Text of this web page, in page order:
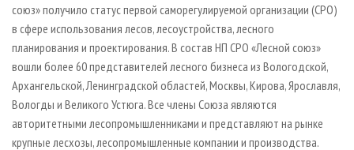
союз» получило статус первой саморегулируемой организации (СРО)
в сфере использования лесов, лесоустройства, лесного
планирования и проектирования. В состав НП СРО «Лесной союз»
вошли более 60 представителей лесного бизнеса из Вологодской,
Архангельской, Ленинградской областей, Москвы, Кирова, Ярославля,
Вологды и Великого Устюга. Все члены Союза являются
авторитетными лесопромышленниками и представляют на рынке
крупные лесхозы, лесопромышленные компании и производства.